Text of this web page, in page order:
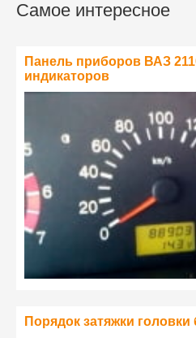
Самое интересное
Панель приборов ВАЗ
индикаторов
Порядок затяжки головки